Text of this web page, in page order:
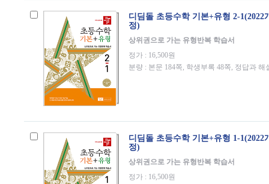
디딤돌 초등수학 기본+유형 2-1(2022
정)
상위권으로 가는 유형반복 학습서
정가 : 16,500원
분량 : 본문 184쪽, 학생부록 48쪽, 정답과 해
디딤돌 초등수학 기본+유형 1-1(2022
정)
상위권으로 가는 유형반복 학습서
정가 : 16,500원